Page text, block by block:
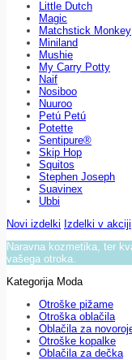
Little Dutch
Magic
Matchstick Monkey
Miniland
Mushie
My Carry Potty
Naif
Nosiboo
Nuuroo
Petú Petú
Potette
Sentipure®
Skip Hop
Squitos
Stephen Joseph
Suavinex
Ubbi
Novi izdelki Izdelki v akciji
Naravna kozmetika, ter
vašega otroka.
Kategorija Moda
Otroške pižame
Otroška oblačila
Oblačila za
Otroške kopalke
Oblačila za dečka